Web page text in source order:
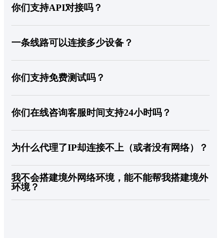
策略不会受此配置的影响
你们支持API对接吗？
一条线路可以连接多少设备？
有限的，连接太多设备有可能会造成网络不稳定。
你们支持免费测试吗？
住宅线路，在用户注册激活后，可以领取免费流量包进行测试。
你们在线咨询客服时间支持24小时吗？
天候为您解答疑问
为什么代理了IP却连接不上（或者没有网络）？
环境仍连接不上，可以联系官方客服协助处理。
我不会搭建境外网络环境，能不能帮我搭建境外
环境？